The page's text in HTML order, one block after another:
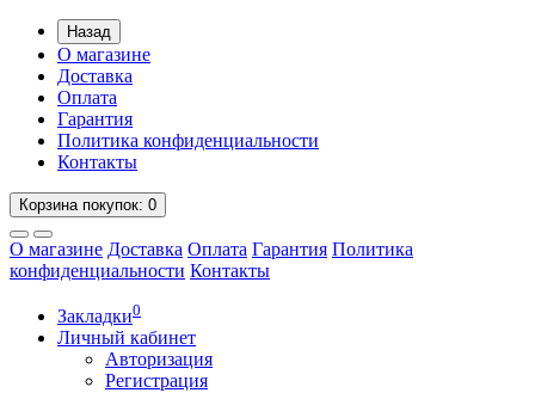
Назад
О магазине
Доставка
Оплата
Гарантия
Политика конфиденциальности
Контакты
Корзинапокупок: 0
О магазине Доставка Оплата Гарантия Политика
конфиденциальности Контакты
Закладки0
Личный кабинет
Авторизация
Регистрация